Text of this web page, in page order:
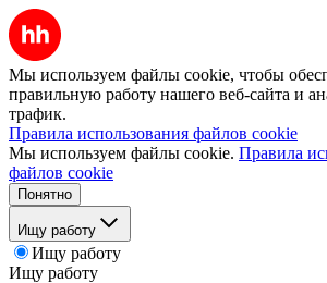
Мы используем файлы cookie, чтобы
правильную работу нашего веб-сайта и
трафик.
Правила использования файлов cookie
Мы используем файлы cookie. Правила
файлов cookie
Понятно
Ищу работу
Ищу работу
Ищу работу